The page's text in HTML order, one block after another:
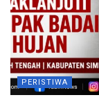
PERISTIWA